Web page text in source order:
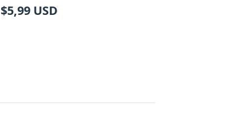
$5,99 USD